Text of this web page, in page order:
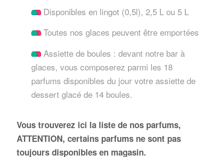
Disponibles en lingot (0,5l), 2,5 L ou 5 L
Toutes nos glaces peuvent être emportées
Assiette de boules : devant notre bar à
glaces, vous composerez parmi les 18
parfums disponibles du jour votre assiette de
dessert glacé de 14 boules.
Vous trouverez ici la liste de nos parfums,
ATTENTION, certains parfums ne sont pas
toujours disponibles en magasin.